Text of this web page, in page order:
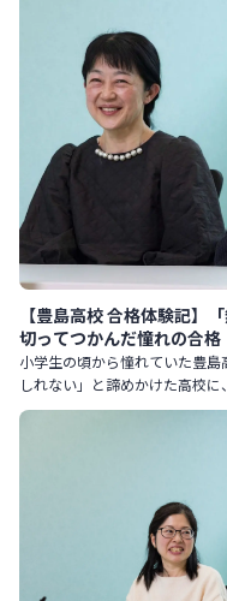
【豊島高校 合格体験記】
切ってつかんだ憧れの合格
小学生の頃から憧れていた豊
しれない」と諦めかけた高校
を55から61まで伸ばし、確か